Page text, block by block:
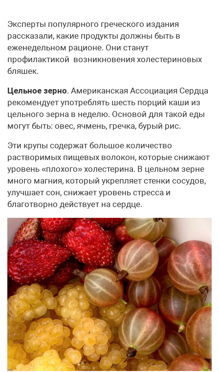
Эксперты популярного греческого издания
рассказали, какие продукты должны быть в
еженедельном рационе. Они станут
профилактикой возникновения холестериновых
бляшек.
Цельное зерно. Американская Ассоциация Сердца
рекомендует употреблять шесть порций каши из
цельного зерна в неделю. Основой для такой еды
могут быть: овес, ячмень, гречка, бурый рис.
Эти крупы содержат большое количество
растворимых пищевых волокон, которые снижают
уровень «плохого» холестерина. В цельном зерне
много магния, который укрепляет стенки сосудов,
улучшает сон, снижает уровень стресса и
благотворно действует на сердце.